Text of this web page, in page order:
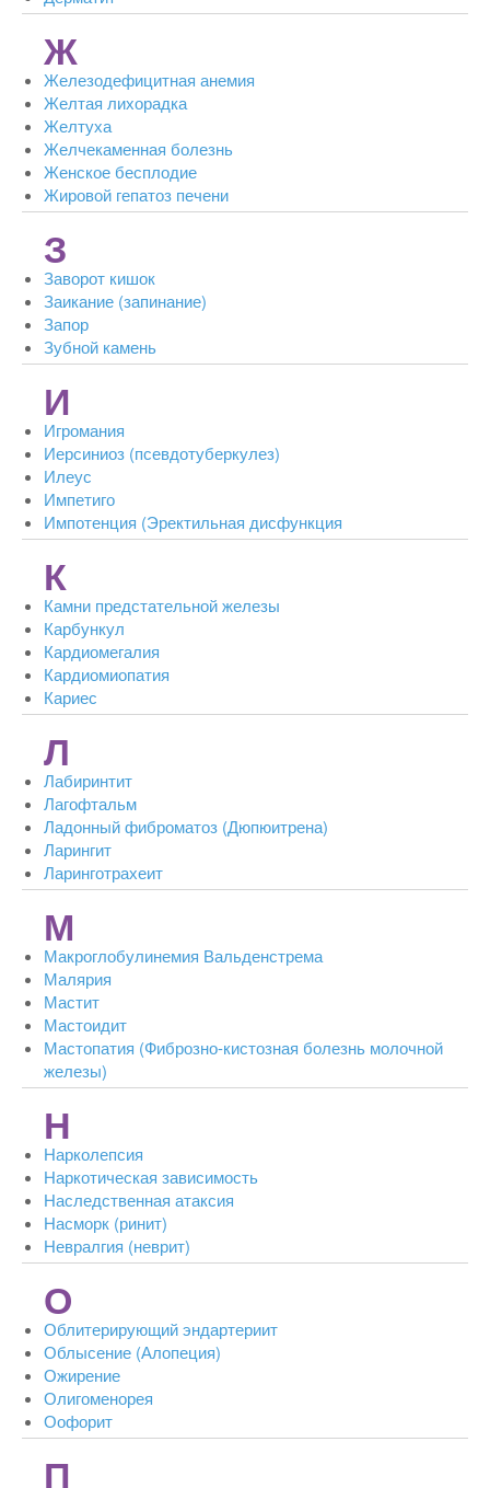
Ж
Железодефицитная анемия
Желтая лихорадка
Желтуха
Желчекаменная болезнь
Женское бесплодие
Жировой гепатоз печени
З
Заворот кишок
Заикание (запинание)
Запор
Зубной камень
И
Игромания
Иерсиниоз (псевдотуберкулез)
Илеус
Импетиго
Импотенция (Эректильная дисфункция
К
Камни предстательной железы
Карбункул
Кардиомегалия
Кардиомиопатия
Кариес
Л
Лабиринтит
Лагофтальм
Ладонный фиброматоз (Дюпюитрена)
Ларингит
Ларинготрахеит
М
Макроглобулинемия Вальденстрема
Малярия
Мастит
Мастоидит
Мастопатия (Фиброзно-кистозная болезнь молочной
железы)
Н
Нарколепсия
Наркотическая зависимость
Наследственная атаксия
Насморк (ринит)
Невралгия (неврит)
О
Облитерирующий эндартериит
Облысение (Алопеция)
Ожирение
Олигоменорея
Оофорит
П